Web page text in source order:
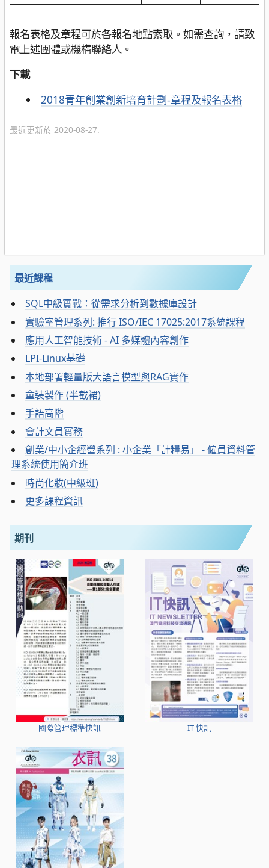
報名表格及章程可於各報名地點索取。如需查詢，請致
電上述團體或機構聯絡人。
下載
2018青年創業創新培育計劃-章程及報名表格
最近更新於 2020-08-27.
最近課程
SQL中級實戰：從需求分析到數據庫設計
實驗室管理系列: 推行 ISO/IEC 17025:2017系統課程
應用人工智能技術 - AI 多媒體內容創作
LPI-Linux基礎
本地部署輕量版大語言模型與RAG實作
童裝製作 (半截裙)
手語高階
會計文員實務
創業/中小企經營系列 : 小企業「計糧易」 - 僱員資料管
理系統使用簡介班
時尚化妝(中級班)
更多課程資訊
期刊
國際管理標準快訊 IT 快訊